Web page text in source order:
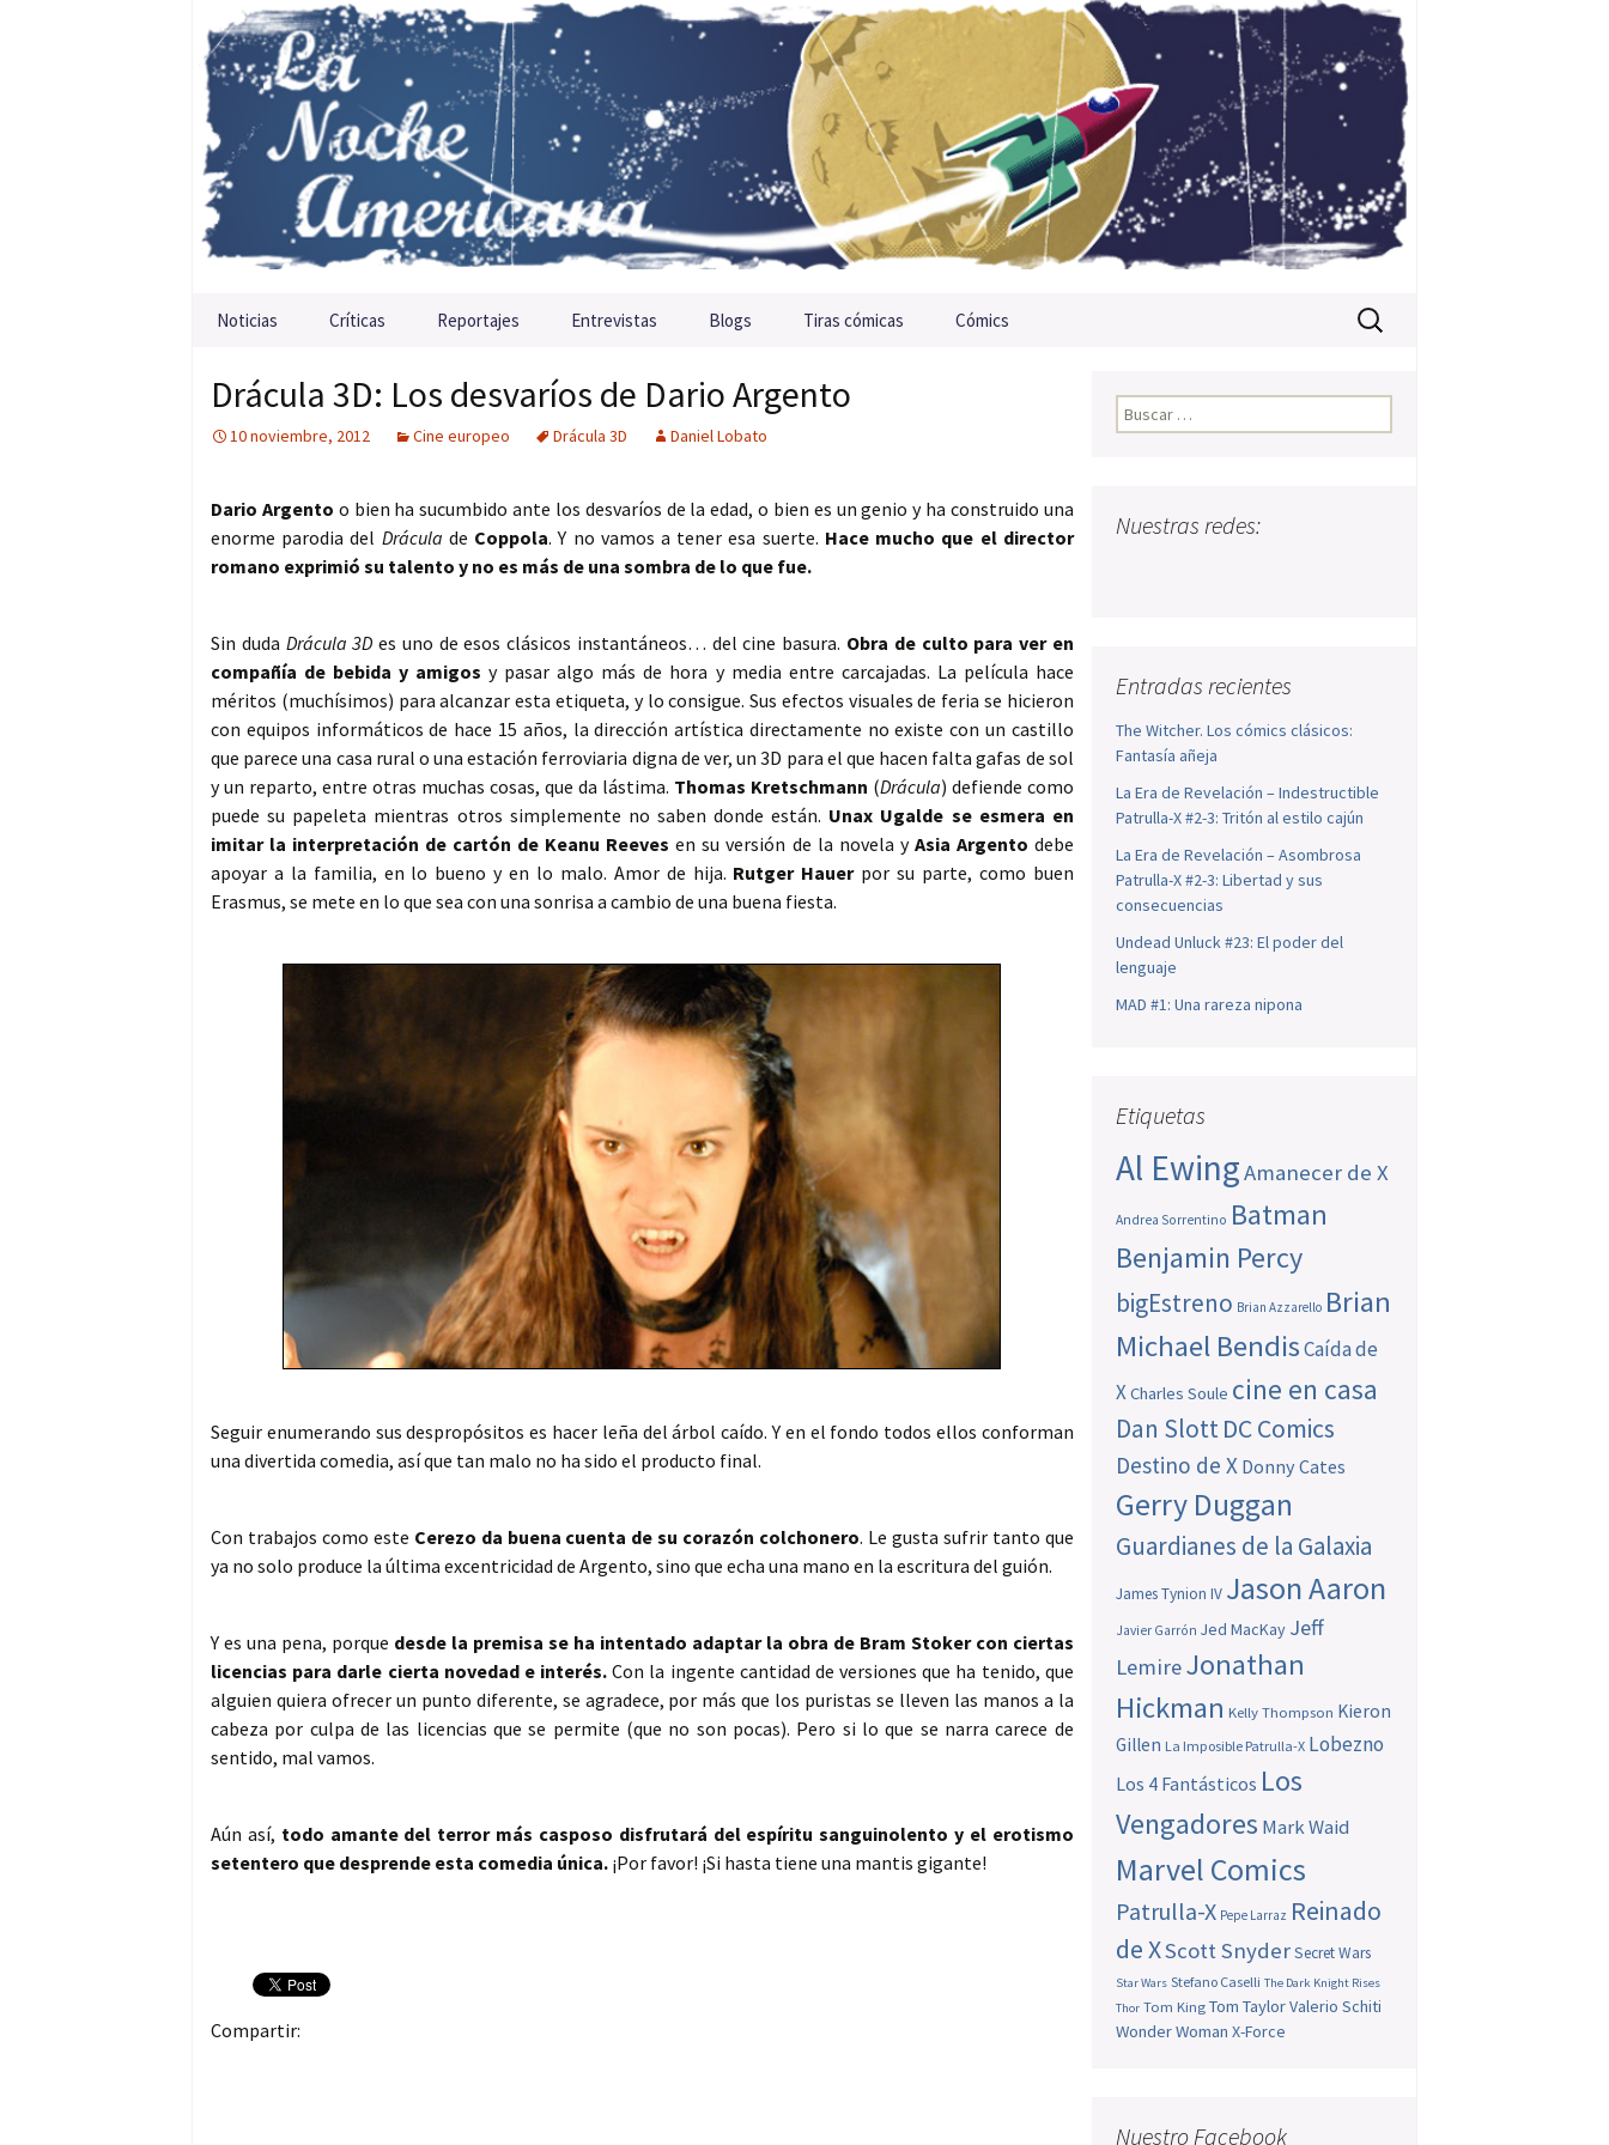
Saltar al contenido
Noticias Críticas Reportajes Entrevistas Blogs Tiras cómicas Cómics Buscar:
Drácula 3D: Los desvaríos de Dario Argento
10 noviembre, 2012 Cine europeo Drácula 3D Daniel Lobato
Dario Argento o bien ha sucumbido ante los desvaríos de la edad, o bien es un genio y ha construido una
enorme parodia del Drácula de Coppola. Y no vamos a tener esa suerte. Hace mucho que el director
romano exprimió su talento y no es más de una sombra de lo que fue.
Sin duda Drácula 3D es uno de esos clásicos instantáneos… del cine basura. Obra de culto para ver en
compañía de bebida y amigos y pasar algo más de hora y media entre carcajadas. La película hace
méritos (muchísimos) para alcanzar esta etiqueta, y lo consigue. Sus efectos visuales de feria se hicieron
con equipos informáticos de hace 15 años, la dirección artística directamente no existe con un castillo
que parece una casa rural o una estación ferroviaria digna de ver, un 3D para el que hacen falta gafas de sol
y un reparto, entre otras muchas cosas, que da lástima. Thomas Kretschmann (Drácula) defiende como
puede su papeleta mientras otros simplemente no saben donde están. Unax Ugalde se esmera en
imitar la interpretación de cartón de Keanu Reeves en su versión de la novela y Asia Argento debe
apoyar a la familia, en lo bueno y en lo malo. Amor de hija. Rutger Hauer por su parte, como buen
Erasmus, se mete en lo que sea con una sonrisa a cambio de una buena fiesta.
Seguir enumerando sus despropósitos es hacer leña del árbol caído. Y en el fondo todos ellos conforman
una divertida comedia, así que tan malo no ha sido el producto final.
Con trabajos como este Cerezo da buena cuenta de su corazón colchonero. Le gusta sufrir tanto que
ya no solo produce la última excentricidad de Argento, sino que echa una mano en la escritura del guión.
Y es una pena, porque desde la premisa se ha intentado adaptar la obra de Bram Stoker con ciertas
licencias para darle cierta novedad e interés. Con la ingente cantidad de versiones que ha tenido, que
alguien quiera ofrecer un punto diferente, se agradece, por más que los puristas se lleven las manos a la
cabeza por culpa de las licencias que se permite (que no son pocas). Pero si lo que se narra carece de
sentido, mal vamos.
Aún así, todo amante del terror más casposo disfrutará del espíritu sanguinolento y el erotismo
setentero que desprende esta comedia única. ¡Por favor! ¡Si hasta tiene una mantis gigante!
Compartir:
Buscar:
Nuestras redes:
Entradas recientes
The Witcher. Los cómics clásicos:
Fantasía añeja
La Era de Revelación – Indestructible
Patrulla-X #2-3: Tritón al estilo cajún
La Era de Revelación – Asombrosa
Patrulla-X #2-3: Libertad y sus
consecuencias
Undead Unluck #23: El poder del
lenguaje
MAD #1: Una rareza nipona
Etiquetas
Al EwingAmanecer de X
Andrea Sorrentino Batman
Benjamin Percy
bigEstreno Brian Azzarello Brian
Michael BendisCaída de
XCharles Soule cine en casa
Dan SlottDC Comics
Destino de X Donny Cates
Gerry Duggan
Guardianes de la Galaxia
James Tynion IV Jason Aaron
Javier Garrón Jed MacKay Jeff
LemireJonathan
Hickman Kelly Thompson Kieron
Gillen La Imposible Patrulla-X Lobezno
Los 4 Fantásticos Los
Vengadores Mark Waid
Marvel Comics
Patrulla-X Pepe Larraz Reinado
de XScott SnyderSecret Wars
Star Wars Stefano Caselli The Dark Knight Rises
Thor Tom King Tom TaylorValerio Schiti
Wonder Woman X-Force
Nuestro Facebook